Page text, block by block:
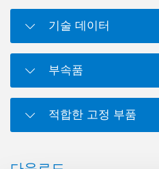
기술 데이터
부속품
적합한 고정 부품